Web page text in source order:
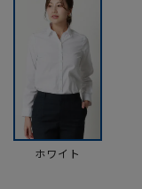
ホワイト